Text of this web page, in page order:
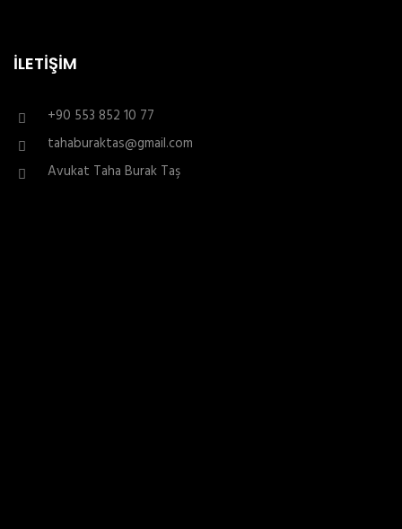
İLETIŞIM
+90 553 852 10 77
tahaburaktas@gmail.com
Avukat Taha Burak Taş